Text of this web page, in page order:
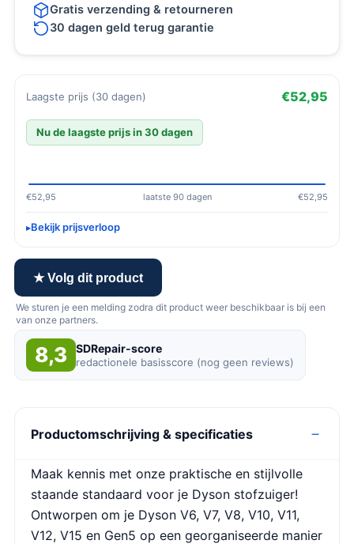
Gratis verzending & retourneren
30 dagen geld terug garantie
Laagste prijs (30 dagen) €52,95
Nu de laagste prijs in 30 dagen
€52,95 laatste 90 dagen €52,95
Bekijk prijsverloop
★ Volg dit product
We sturen je een melding zodra dit product weer beschikbaar is bij een
van onze partners.
8,3 SDRepair-score
redactionele basisscore (nog geen reviews)
Productomschrijving & specificaties
Maak kennis met onze praktische en stijlvolle
staande standaard voor je Dyson stofzuiger!
Ontworpen om je Dyson V6, V7, V8, V10, V11,
V12, V15 en Gen5 op een georganiseerde manier